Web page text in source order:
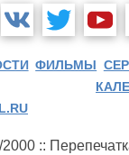
ФИЛЬМЫ
2000 ::